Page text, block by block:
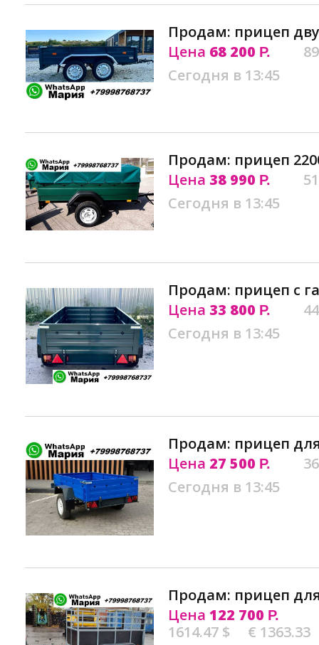
Продам: прицеп
Цена 68 200 Р.
Сегодня в 13:45
Продам: прицеп
Цена 38 990 Р.
Сегодня в 13:45
Продам: прицеп с
Цена 33 800 Р.
Сегодня в 13:45
Продам: прицеп
Цена 27 500 Р.
Сегодня в 13:45
Продам: прицеп
Цена 122 700 Р.
1614.47 $
€ 1363.33